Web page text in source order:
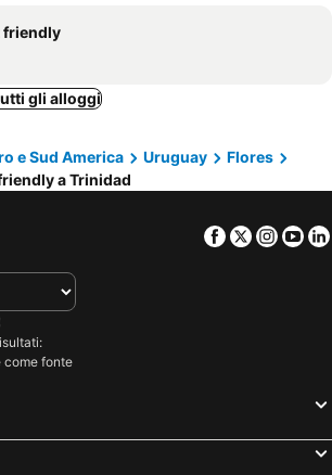
friendly
gli alloggi
e Sud America Uruguay
Flores
a Trinidad
Facebook
Twitter
come fonte